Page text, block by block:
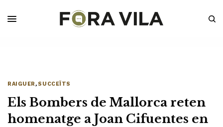
RAIGUER,SUCCEÏTS
Els Bombers de Mallorca reten
homenatge a Joan Cifuentes en